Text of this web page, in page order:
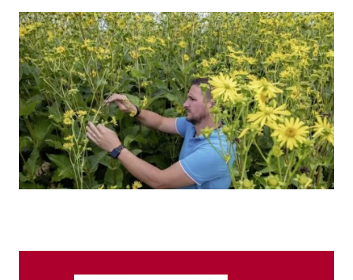
La technique ITB
Pommes de terre
Guides pratiques
Chasse
Plus